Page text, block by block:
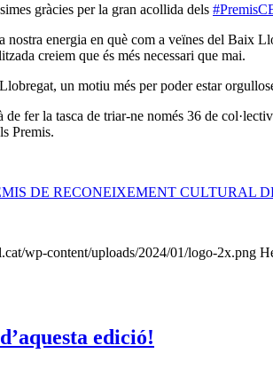
gràcies per la gran acollida dels
energia en què com a veïnes del Baix
creiem que és més necessari que mai.
un motiu més per poder estar
fer la tasca de triar-ne només 36 de
Premis.
DE RECONEIXEMENT CULTURAL
wp-content/uploads/2024/01/logo-2x.png
edició!